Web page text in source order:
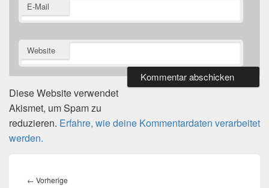
E-Mail
Website
Diese Website verwendet
Akismet, um Spam zu
reduzieren. Erfahre, wie deine Kommentardaten verarbeitet
werden.
← Vorherige